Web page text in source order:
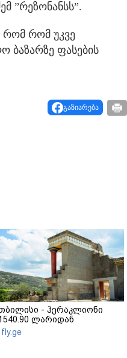
”რეზონანსს”.
რომ რომ უკვე
ბაზარზე ფასების
გაზიარება
- ჰერაკლიონი
ლარიდან
fly.ge